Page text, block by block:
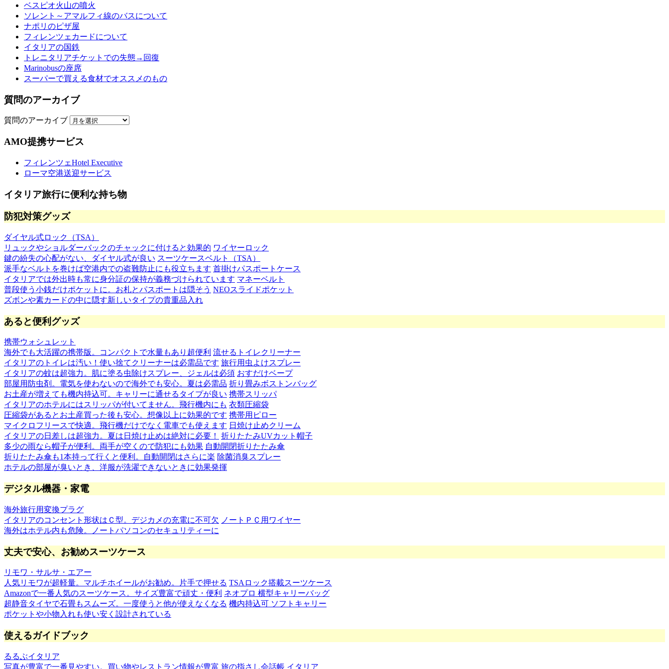
ベスピオ火山の噴火
ソレント～アマルフィ線のバスについて
ナポリのピザ屋
フィレンツェカードについて
イタリアの国鉄
トレニタリアチケットでの失態→回復
Marinobusの座席
スーパーで買える食材でオススメのもの
質問のアーカイブ
質問のアーカイブ
AMO提携サービス
フィレンツェHotel Executive
ローマ空港送迎サービス
イタリア旅行に便利な持ち物
防犯対策グッズ
ダイヤル式ロック（TSA）
リュックやショルダーバックのチャックに付けると効果的 ワイヤーロック
鍵の紛失の心配がない、ダイヤル式が良い スーツケースベルト（TSA）
派手なベルトを巻けば空港内での盗難防止にも役立ちます 首掛けパスポートケース
イタリアでは外出時も常に身分証の保持が義務づけられています マネーベルト
普段使う小銭だけポケットに。お札とパスポートは隠そう NEOスライドポケット
ズボンや素カードの中に隠す新しいタイプの貴重品入れ
あると便利グッズ
携帯ウォシュレット
海外でも大活躍の携帯版。コンパクトで水量もあり超便利 流せるトイレクリーナー
イタリアのトイレは汚い！使い捨てクリーナーは必需品です 旅行用虫よけスプレー
イタリアの蚊は超強力。肌に塗る虫除けスプレー、ジェルは必須 おすだけベープ
部屋用防虫剤。電気を使わないので海外でも安心。夏は必需品 折り畳みボストンバッグ
お土産が増えても機内持込可。キャリーに通せるタイプが良い 携帯スリッパ
イタリアのホテルにはスリッパが付いてません。飛行機内にも 衣類圧縮袋
圧縮袋があるとお土産買った後も安心。想像以上に効果的です 携帯用ピロー
マイクロフリースで快適。飛行機だけでなく電車でも使えます 日焼け止めクリーム
イタリアの日差しは超強力。夏は日焼け止めは絶対に必要！
折りたたみUVカット帽子
多少の雨なら帽子が便利。両手が空くので防犯にも効果 自動開閉折りたたみ傘
折りたたみ傘も1本持って行くと便利。自動開閉はさらに楽 除菌消臭スプレー
ホテルの部屋が臭いとき、洋服が洗濯できないときに効果発揮
デジタル機器・家電
海外旅行用変換プラグ
イタリアのコンセント形状はＣ型。デジカメの充電に不可欠 ノートＰＣ用ワイヤー
海外はホテル内も危険。ノートパソコンのセキュリティーに
丈夫で安心、お勧めスーツケース
リモワ・サルサ・エアー
人気リモワが超軽量。マルチホイールがお勧め。片手で押せる TSAロック搭載スーツケース
Amazonで一番人気のスーツケース。サイズ豊富で頑丈・便利 ネオプロ 横型キャリーバッグ
超静音タイヤで石畳もスムーズ。一度使うと他が使えなくなる 機内持込可 ソフトキャリー
ポケットや小物入れも使い安く設計されている
使えるガイドブック
るるぶイタリア
写真が豊富で一番見やすい。買い物やレストラン情報が豊富 旅の指さし会話帳 イタリア